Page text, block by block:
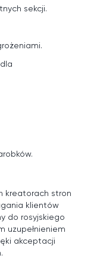
sekcji.
kreatorach stron
klientów
do rosyjskiego
uzupełnieniem
akceptacji